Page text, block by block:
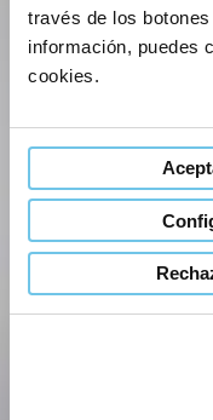
través de los
información, puedes
cookies.